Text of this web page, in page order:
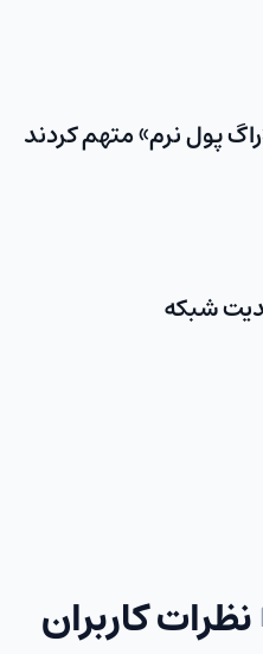
پول نرم» متهم کردند
نظرات کاربران